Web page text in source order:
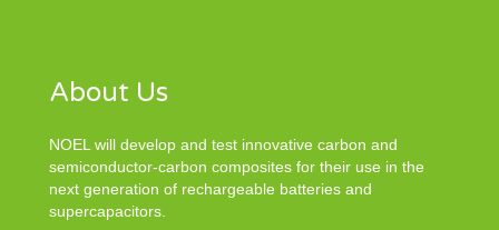
About Us
NOEL will develop and test innovative carbon and
semiconductor-carbon composites for their use in the
next generation of rechargeable batteries and
supercapacitors.